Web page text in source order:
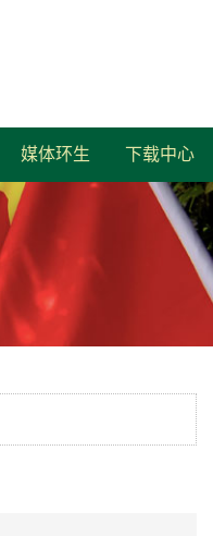
媒体环生 下载中心